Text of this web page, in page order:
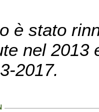
è stato
nel 2013
2017.